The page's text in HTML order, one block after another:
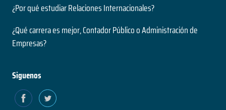
¿Por qué estudiar Relaciones Internacionales?
¿Qué carrera es mejor, Contador Público o Administración de
Empresas?
Siguenos